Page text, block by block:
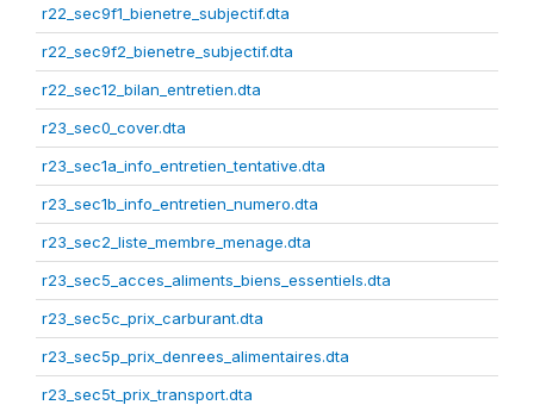
r22_sec9f1_bienetre_subjectif.dta
r22_sec9f2_bienetre_subjectif.dta
r22_sec12_bilan_entretien.dta
r23_sec0_cover.dta
r23_sec1a_info_entretien_tentative.dta
r23_sec1b_info_entretien_numero.dta
r23_sec2_liste_membre_menage.dta
r23_sec5_acces_aliments_biens_essentiels.dta
r23_sec5c_prix_carburant.dta
r23_sec5p_prix_denrees_alimentaires.dta
r23_sec5t_prix_transport.dta